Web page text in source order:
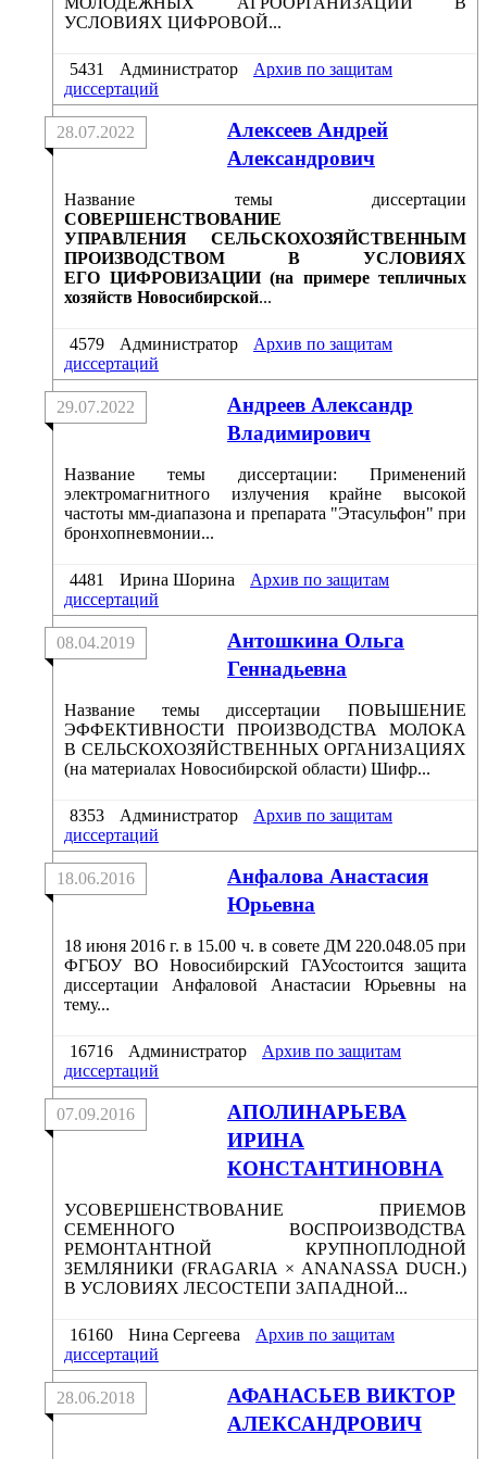
УСЛОВИЯХ ЦИФРОВОЙ...
5431 Администратор
Архив по защитам
диссертаций
Алексеев Андрей
Александрович
28.07.2022
Название темы диссертации
СОВЕРШЕНСТВОВАНИЕ
УПРАВЛЕНИЯ СЕЛЬСКОХОЗЯЙСТВЕННЫМ
ПРОИЗВОДСТВОМ В УСЛОВИЯХ
ЕГО ЦИФРОВИЗАЦИИ (на примере тепличных
хозяйств Новосибирской...
4579 Администратор
Архив по защитам
диссертаций
Андреев Александр
Владимирович
29.07.2022
Название темы диссертации: Применений
электромагнитного излучения крайне высокой
частоты мм-диапазона и препарата "Этасульфон" при
бронхопневмонии...
4481 Ирина Шорина
Архив по защитам
диссертаций
Антошкина Ольга
Геннадьевна
08.04.2019
Название темы диссертации ПОВЫШЕНИЕ
ЭФФЕКТИВНОСТИ ПРОИЗВОДСТВА МОЛОКА
В СЕЛЬСКОХОЗЯЙСТВЕННЫХ ОРГАНИЗАЦИЯХ
(на материалах Новосибирской области) Шифр...
8353 Администратор
Архив по защитам
диссертаций
Анфалова Анастасия
Юрьевна
18.06.2016
18 июня 2016 г. в 15.00 ч. в совете ДМ 220.048.05 при
ФГБОУ ВО Новосибирский ГАУсостоится защита
диссертации Анфаловой Анастасии Юрьевны на
тему...
16716 Администратор
Архив по защитам
диссертаций
АПОЛИНАРЬЕВА
ИРИНА
КОНСТАНТИНОВНА
07.09.2016
УСОВЕРШЕНСТВОВАНИЕ ПРИЕМОВ
СЕМЕННОГО ВОСПРОИЗВОДСТВА
РЕМОНТАНТНОЙ КРУПНОПЛОДНОЙ
ЗЕМЛЯНИКИ (FRAGARIA × ANANASSA DUCH.)
В УСЛОВИЯХ ЛЕСОСТЕПИ ЗАПАДНОЙ...
16160 Нина Сергеева
Архив по защитам
диссертаций
АФАНАСЬЕВ ВИКТОР
АЛЕКСАНДРОВИЧ
28.06.2018